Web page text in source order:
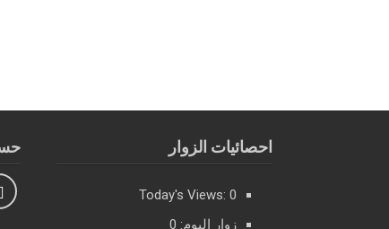
احصائيات الزوار
Today's Views: 0
زوار اليوم: 0